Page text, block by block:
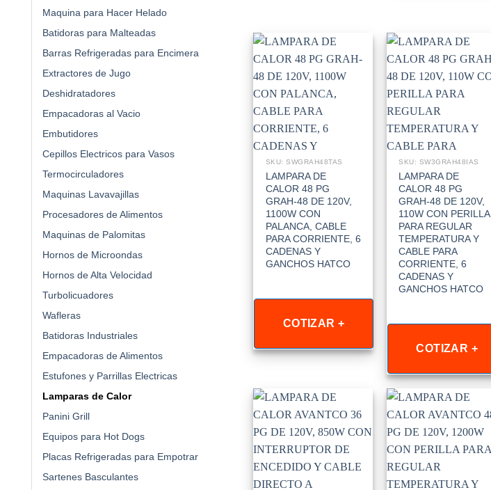
Maquina para Hacer Helado
Batidoras para Malteadas
Barras Refrigeradas para Encimera
Extractores de Jugo
Deshidratadores
Empacadoras al Vacio
Embutidores
Cepillos Electricos para Vasos
Termocirculadores
Maquinas Lavavajillas
Procesadores de Alimentos
Maquinas de Palomitas
Hornos de Microondas
Hornos de Alta Velocidad
Turbolicuadores
Wafleras
Batidoras Industriales
Empacadoras de Alimentos
Estufones y Parrillas Electricas
Lamparas de Calor
Panini Grill
Equipos para Hot Dogs
Placas Refrigeradas para Empotrar
Sartenes Basculantes
SKU: SWGRAH48TAS
LAMPARA DE
CALOR 48 PG
GRAH-48 DE 120V,
1100W CON
PALANCA, CABLE
PARA CORRIENTE, 6
CADENAS Y
GANCHOS HATCO
COTIZAR +
SKU: SW3GRAH48IAS
LAMPARA DE
CALOR 48 PG
GRAH-48 DE 120V,
110W CON PERILLA
PARA REGULAR
TEMPERATURA Y
CABLE PARA
CORRIENTE, 6
CADENAS Y
GANCHOS HATCO
COTIZAR +